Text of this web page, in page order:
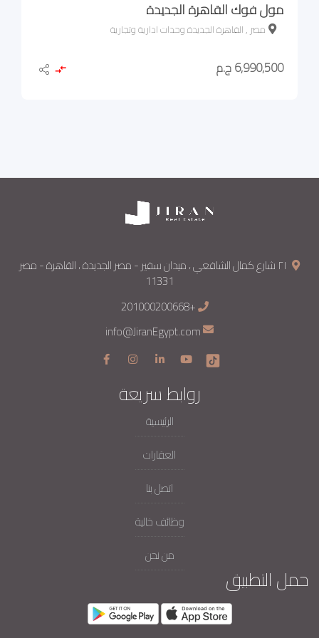
مول فوك القاهرة الجديدة
مصر , القاهرة الجديدة وحدات ادارية وتجارية
6,990,500 ج.م
٢١ شارع كمال الشافعي ، ميدان سفير - مصر الجديدة ، القاهرة - مصر
11331
+201000200668
info@JiranEgypt.com
روابط سريعة
الرئيسية
العقارات
اتصل بنا
وظائف خالية
من نحن
حمل التطبيق